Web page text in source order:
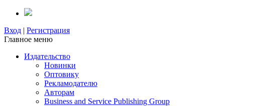
Вход | Регистрация
Главное меню
Издательство
Новинки
Оптовику
Рекламодателю
Авторам
Business and Service Publishing Group